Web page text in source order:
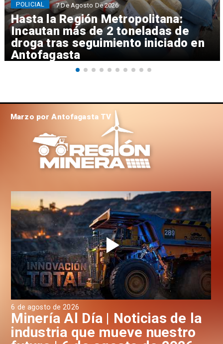
Hasta la Región Metropolitana:
Incautan más de 2 toneladas de
droga tras seguimiento iniciado en
Antofagasta
POLICIAL 7 De Agosto De 2026
6 de agosto de 2026
Minería Al Día | Noticias de la
industria que mueve nuestro
Marzo por Antofagasta TV